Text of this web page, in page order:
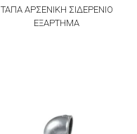
ΤΑΠΑ ΑΡΣΕΝΙΚΗ ΣΙΔΕΡΕΝΙΟ
ΕΞΑΡΤΗΜΑ